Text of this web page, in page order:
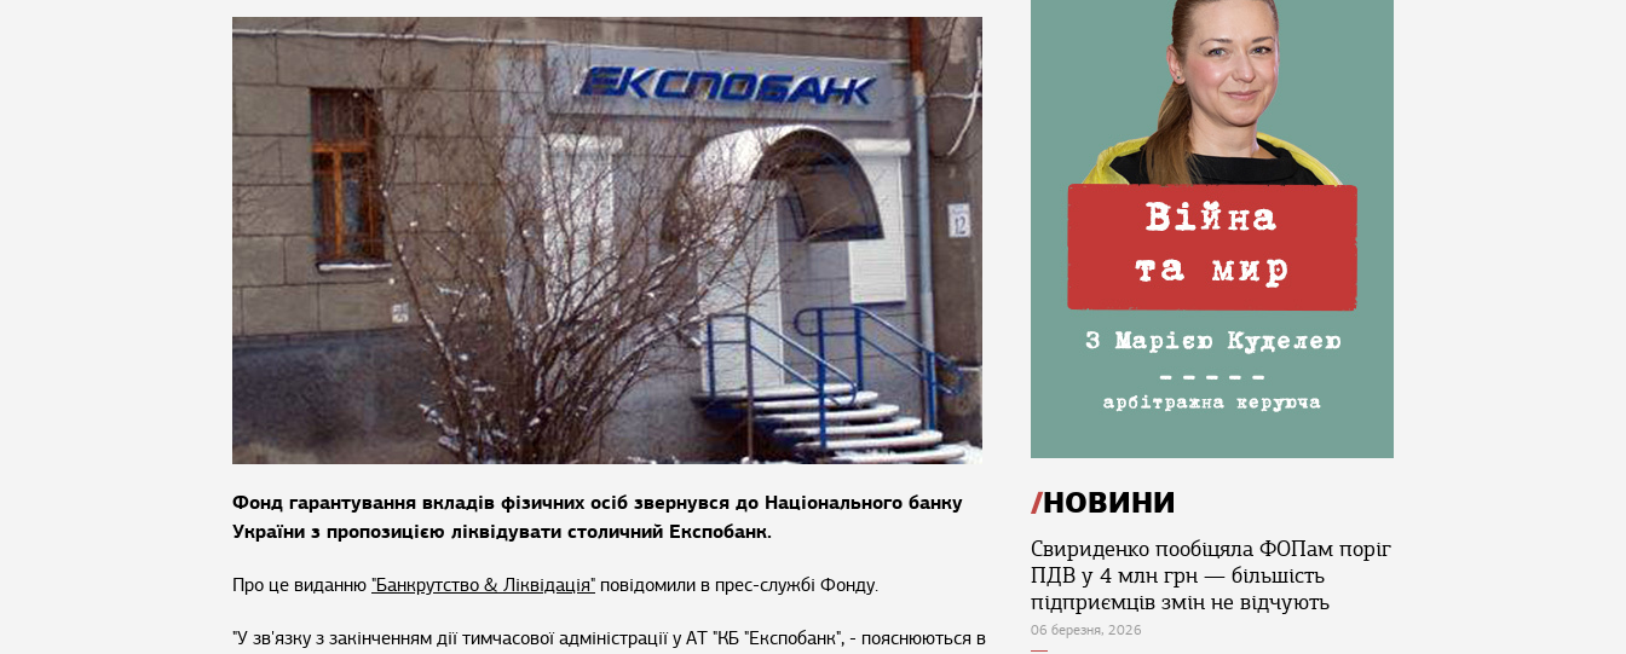
Фонд гарантування вкладів фізичних осіб звернувся до Національного банку
України з пропозицією ліквідувати столичний Експобанк.
Про це виданню "Банкрутство & Ліквідація" повідомили в прес-службі Фонду.
"У зв'язку з закінченням дії тимчасової адміністрації у АТ "КБ "Експобанк", - пояснюються в
НОВИНИ
Свириденко пообіцяла ФОПам поріг
ПДВ у 4 млн грн — більшість
підприємців змін не відчують
06 березня, 2026